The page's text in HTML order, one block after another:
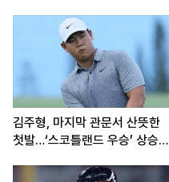
김주형, 마지막 관문서 산뜻한
첫발…‘스코틀랜드 우승’ 상승세